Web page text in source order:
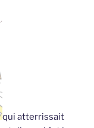
qui atterrissait